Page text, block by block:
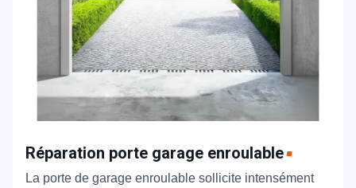
Réparation porte garage enroulable
La porte de garage enroulable sollicite intensément